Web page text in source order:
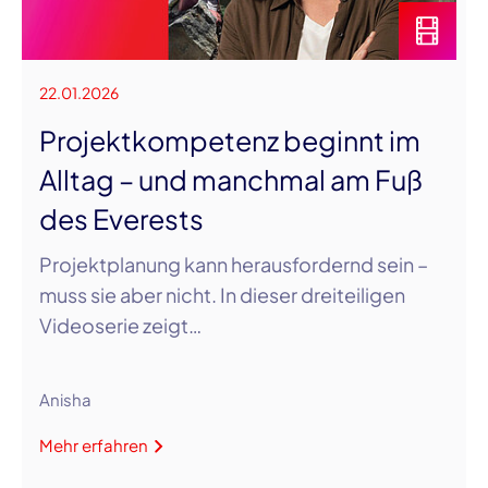
22.01.2026
Projektkompetenz beginnt im
Alltag – und manchmal am Fuß
des Everests
Projektplanung kann herausfordernd sein –
muss sie aber nicht. In dieser dreiteiligen
Videoserie zeigt…
Anisha
Mehr erfahren